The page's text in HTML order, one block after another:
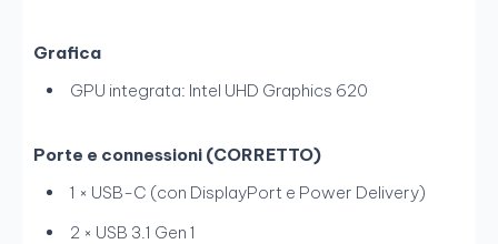
Grafica
GPU integrata: Intel UHD Graphics 620
Porte e connessioni (CORRETTO)
1 × USB-C (con DisplayPort e Power Delivery)
2 × USB 3.1 Gen 1